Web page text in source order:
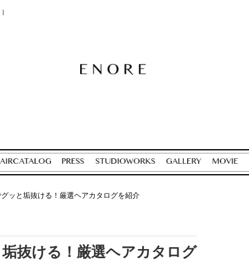
ッと垢抜ける！厳選ヘアカタログを紹介
抜ける！厳選ヘアカタログ